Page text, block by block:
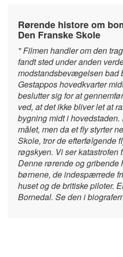
Rørende histore om
Den Franske Skole
" Filmen handler om den
fandt sted under anden
modstandsbevægelsen bad
Gestappos hovedkvarter
beslutter sig for at
ved, at det ikke bliver let at
bygning midt i hovedstaden.
målet, men da et fly styrter
Skole, tror de efterfølgende
røgskyen. Vi ser katastrofen
Denne rørende og gribende
børnene, de indespærrede
huset og de britiske piloter.
Bornedal. Se den i